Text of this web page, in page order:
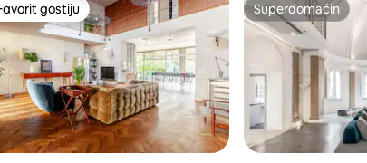
favorit gostiju
gostiju Superdomaćin
Superdomaćin